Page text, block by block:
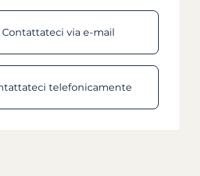
Contattateci via e-mail
telefonicamente